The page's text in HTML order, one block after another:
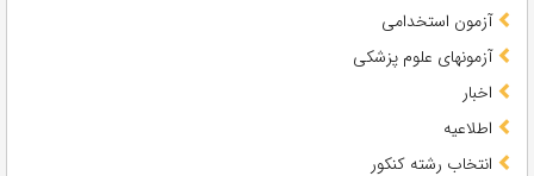
آزمون استخدامی
آزمونهای علوم پزشکی
اخبار
اطلاعیه
انتخاب رشته کنکور